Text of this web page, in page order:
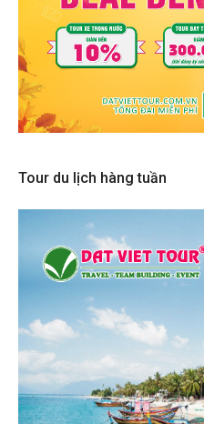
Tour du lịch hàng tuần